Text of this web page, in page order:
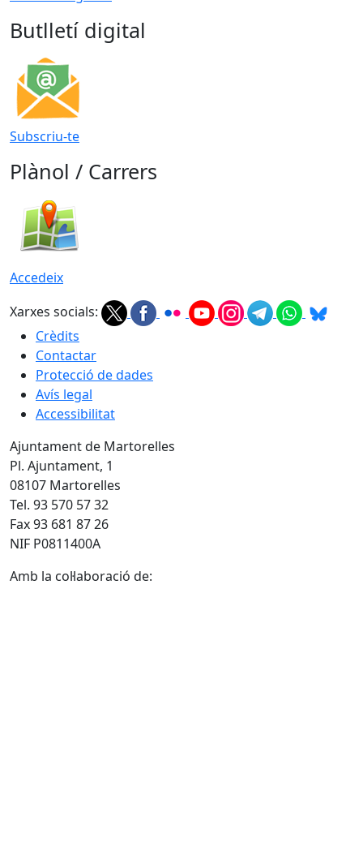
Butlletí digital
Subscriu-te
Plànol / Carrers
Accedeix
Xarxes socials:
Crèdits
Contactar
Protecció de dades
Avís legal
Accessibilitat
Ajuntament de Martorelles
Pl. Ajuntament, 1
08107 Martorelles
Tel. 93 570 57 32
Fax 93 681 87 26
NIF P0811400A
Amb la col·laboració de: